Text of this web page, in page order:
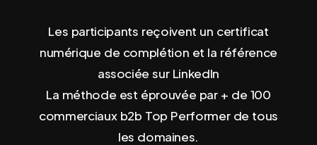
Les participants reçoivent un certificat
numérique de complétion et la référence
associée sur LinkedIn
La méthode est éprouvée par + de 100
commerciaux b2b Top Performer de tous
les domaines.